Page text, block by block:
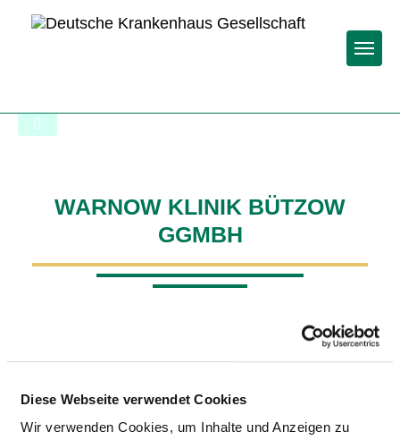
Diese Webseite verwendet Cookies
Wir verwenden Cookies, um Inhalte und Anzeigen zu
WARNOW KLINIK BÜTZOW
GGMBH
BEHANDLUNGSGEBIETE